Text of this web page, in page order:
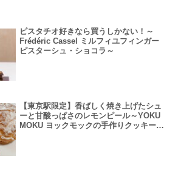
ピスタチオ好きなら買うしかない！～
Frédéric Cassel ミルフィユフィンガー
ピスターシュ・ショコラ～
【東京駅限定】香ばしく焼き上げたシュ
ーと甘酸っぱさのレモンピール～YOKU
MOKU ヨックモックの手作りクッキーシ